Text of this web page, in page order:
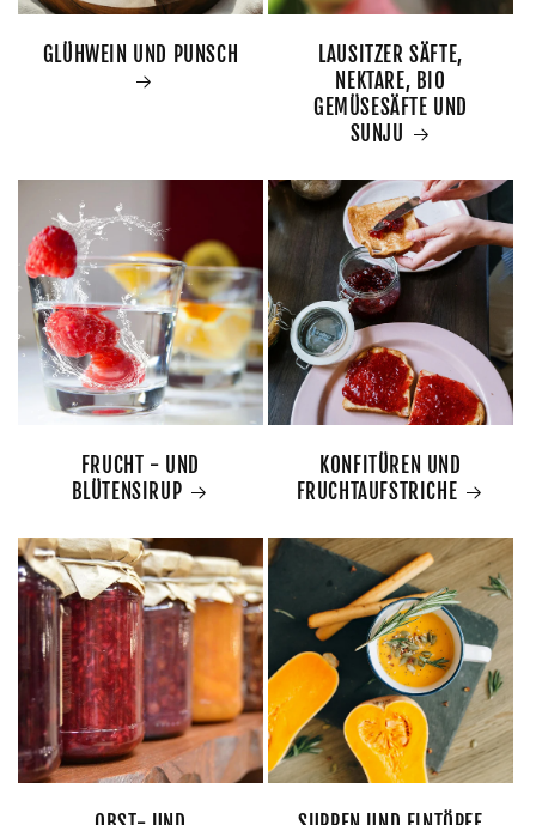
GLÜHWEIN UND PUNSCH
LAUSITZER SÄFTE,
NEKTARE, BIO
GEMÜSESÄFTE UND
SUNJU
FRUCHT - UND
BLÜTENSIRUP
KONFITÜREN UND
FRUCHTAUFSTRICHE